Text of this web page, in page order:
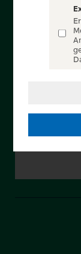
Service für alle
einzigartigen
Konzerte,
die Champions
In